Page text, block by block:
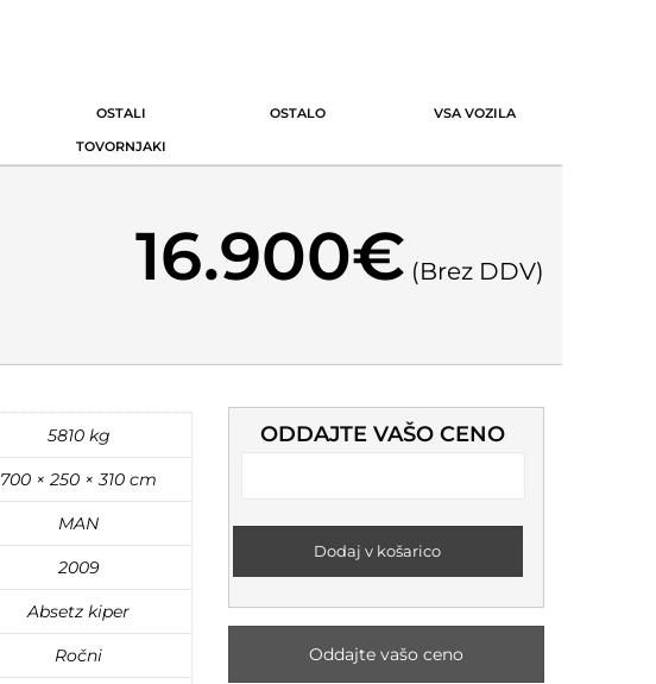
OSTALI
TOVORNJAKI
OSTALO VSA VOZILA
16.900€ (Brez DDV)
5810 kg
700 × 250 × 310 cm
MAN
2009
Absetz kiper
Ročni
ODDAJTE VAŠO CENO
Dodaj v košarico
Oddajte vašo ceno